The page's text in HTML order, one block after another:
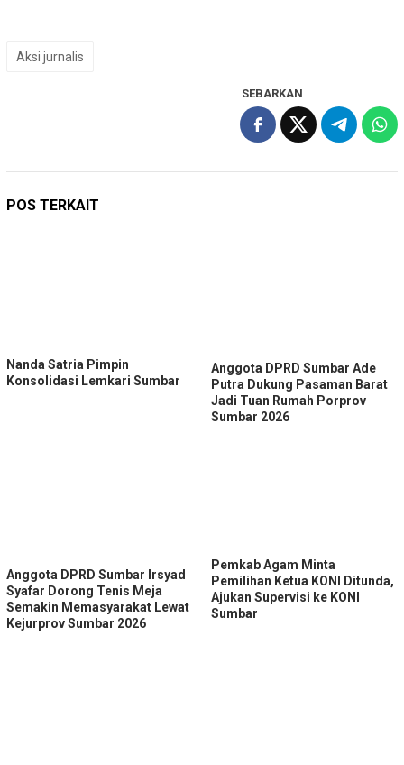
Aksi jurnalis
SEBARKAN
POS TERKAIT
Nanda Satria Pimpin
Konsolidasi Lemkari Sumbar
Anggota DPRD Sumbar Ade
Putra Dukung Pasaman Barat
Jadi Tuan Rumah Porprov
Sumbar 2026
Anggota DPRD Sumbar Irsyad
Syafar Dorong Tenis Meja
Semakin Memasyarakat Lewat
Kejurprov Sumbar 2026
Pemkab Agam Minta
Pemilihan Ketua KONI Ditunda,
Ajukan Supervisi ke KONI
Sumbar